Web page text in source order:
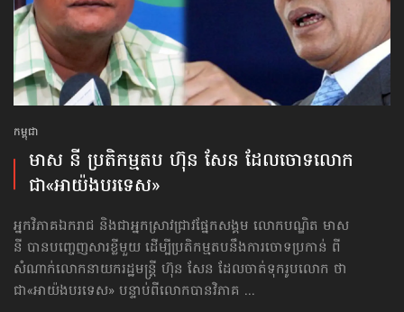
កម្ពុជា
មាស នី ប្រតិកម្មតប ហ៊ុន សែន ដែលចោទ​លោក
ជា«អាយ៉ងបរទេស»
អ្នកវិភាគឯករាជ និងជាអ្នកស្រាវជ្រាវផ្នែកសង្គម លោកបណ្ឌិត មាស
នី បានបញ្ចេញសារខ្លីមួយ ដើម្បីប្រតិកម្មតបនឹងការចោទប្រកាន់ ពី
សំណាក់លោកនាយករដ្ឋមន្ត្រី ហ៊ុន សែន ដែលចាត់ទុករូបលោក ថា
ជា«អាយ៉ងបរទេស» បន្ទាប់ពីលោកបានវិភាគ ...